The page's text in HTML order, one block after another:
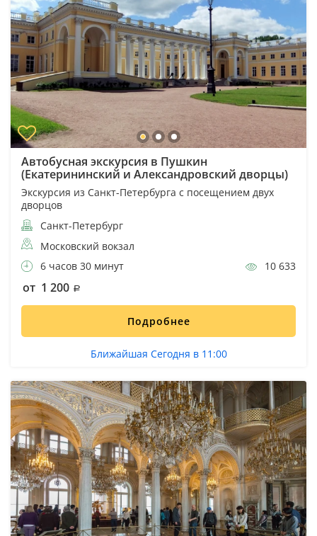
Автобусная экскурсия в Пушкин
(Екатерининский и Александровский дворцы)
Экскурсия из Санкт-Петербурга с посещением двух
дворцов
Санкт-Петербург
Московский вокзал
6 часов 30 минут
10 633
от 1 200
Подробнее
Ближайшая Сегодня в 11:00